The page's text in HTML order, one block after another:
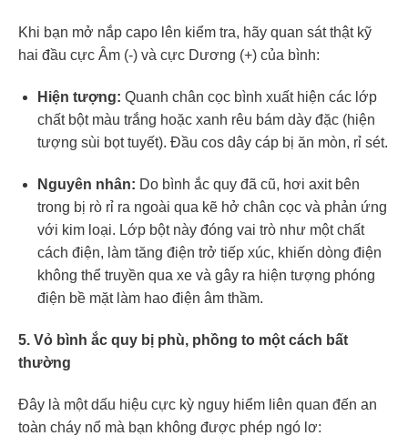
Khi bạn mở nắp capo lên kiểm tra, hãy quan sát thật kỹ
hai đầu cực Âm (-) và cực Dương (+) của bình:
Hiện tượng: Quanh chân cọc bình xuất hiện các lớp
chất bột màu trắng hoặc xanh rêu bám dày đặc (hiện
tượng sùi bọt tuyết). Đầu cos dây cáp bị ăn mòn, rỉ sét.
Nguyên nhân: Do bình ắc quy đã cũ, hơi axit bên
trong bị rò rỉ ra ngoài qua kẽ hở chân cọc và phản ứng
với kim loại. Lớp bột này đóng vai trò như một chất
cách điện, làm tăng điện trở tiếp xúc, khiến dòng điện
không thể truyền qua xe và gây ra hiện tượng phóng
điện bề mặt làm hao điện âm thầm.
5. Vỏ bình ắc quy bị phù, phồng to một cách bất
thường
Đây là một dấu hiệu cực kỳ nguy hiểm liên quan đến an
toàn cháy nổ mà bạn không được phép ngó lơ: